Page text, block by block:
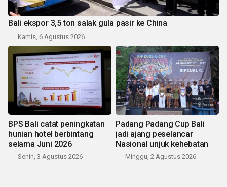
Bali ekspor 3,5 ton salak gula pasir ke China
Kamis, 6 Agustus 2026
BPS Bali catat peningkatan
hunian hotel berbintang
selama Juni 2026
Senin, 3 Agustus 2026
Padang Padang Cup Bali
jadi ajang peselancar
Nasional unjuk kehebatan
Minggu, 2 Agustus 2026